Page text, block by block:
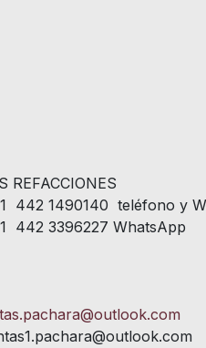
REFACCIONES
442 1490140 teléfono y
442 3396227 WhatsApp